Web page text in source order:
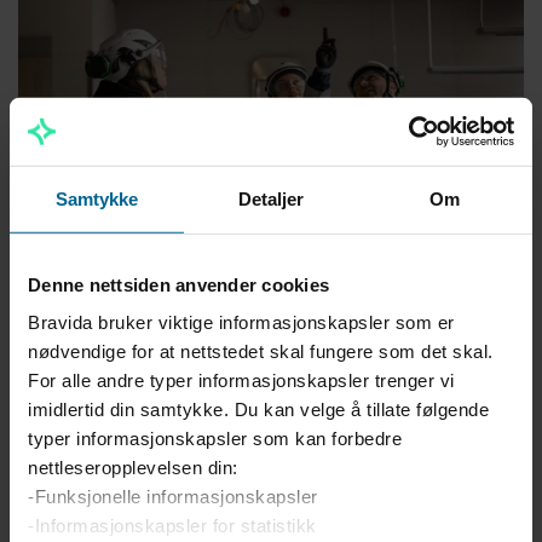
Samtykke Detaljer Om
Denne nettsiden anvender cookies
Bravida bruker viktige informasjonskapsler som er
nødvendige for at nettstedet skal fungere som det skal.
For alle andre typer informasjonskapsler trenger vi
imidlertid din samtykke. Du kan velge å tillate følgende
typer informasjonskapsler som kan forbedre
nettleseropplevelsen din:
-Funksjonelle informasjonskapsler
-Informasjonskapsler for statistikk
Vårt samfunnsansvar
Bravida ønsker å være bransjens beste arbeidsgiver
for medarbeidere som engasjerer seg i fremgangen til
kundene våre, ønsker å lære seg nye ting hver dag og
ta ansvar for fremtiden.